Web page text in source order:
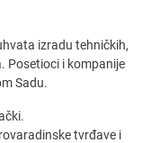
izradu tehničkih,
Posetioci i kompanije
Sadu.
tvrđave i